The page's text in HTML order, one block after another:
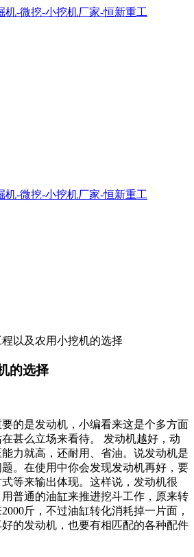
程以及农用小挖机的选择
的选择
的是发动机，小编看来这是个多方面
甚么立场来看待。 发动机越好，动
力就高，还耐用、省油。说发动机是
。在使用中你会发现发动机再好，要
等来输出体现。这样说，发动机很
普通的油缸来推进挖斗工作，原来转
斤，不过油缸转化消耗掉一片面，
好的发动机，也要有相匹配的各种配件